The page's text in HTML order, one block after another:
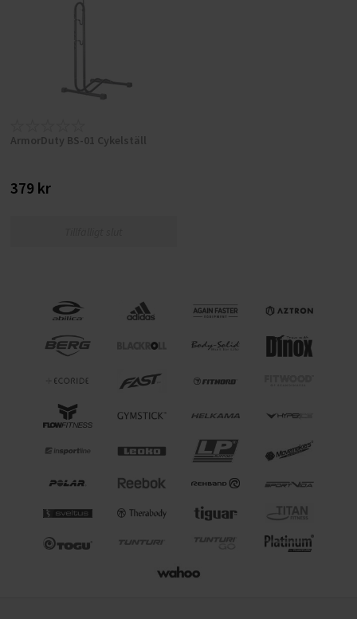
ArmorDuty BS-01 Cykelställ
379 kr